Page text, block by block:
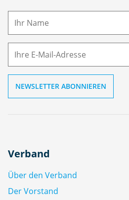
M
Verband
Über den Verband
Der Vorstand